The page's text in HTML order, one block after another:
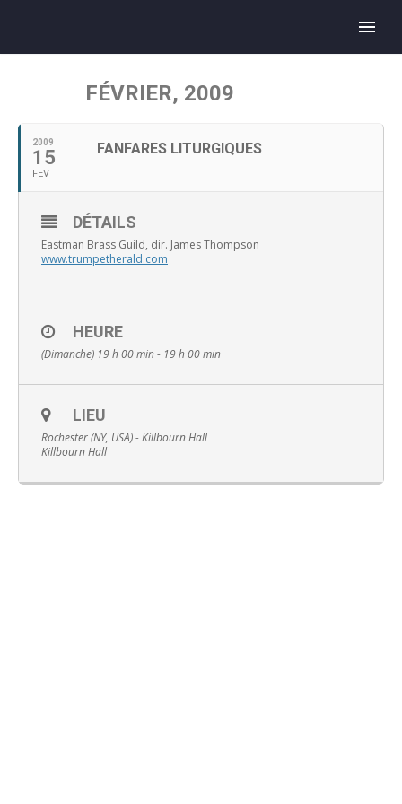
FÉVRIER, 2009
2009
15
FEV
FANFARES LITURGIQUES
DÉTAILS
Eastman Brass Guild, dir. James Thompson
www.trumpetherald.com
HEURE
(Dimanche) 19 h 00 min - 19 h 00 min
LIEU
Rochester (NY, USA) - Killbourn Hall
Killbourn Hall